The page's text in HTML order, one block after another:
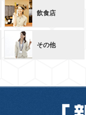
飲食店
その他